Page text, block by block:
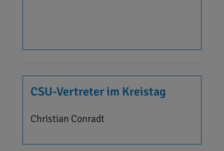
CSU-Vertreter im Kreistag
Christian Conradt